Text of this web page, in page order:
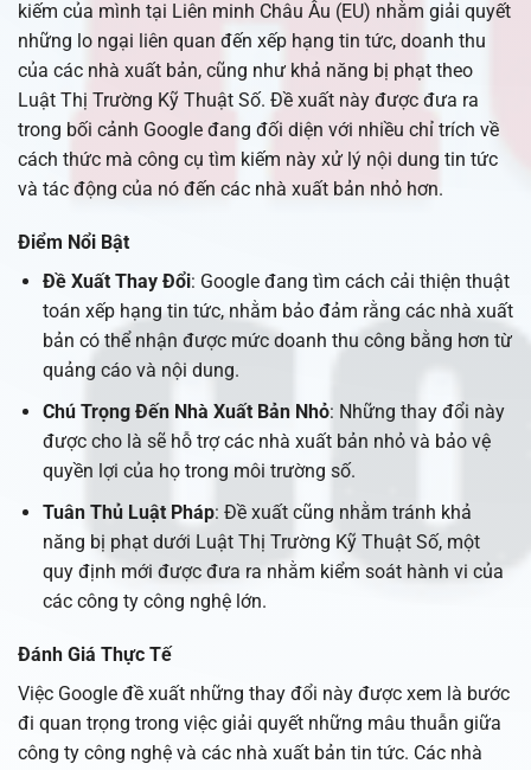
kiếm của mình tại Liên minh Châu Âu (EU) nhằm giải quyết
những lo ngại liên quan đến xếp hạng tin tức, doanh thu
của các nhà xuất bản, cũng như khả năng bị phạt theo
Luật Thị Trường Kỹ Thuật Số. Đề xuất này được đưa ra
trong bối cảnh Google đang đối diện với nhiều chỉ trích về
cách thức mà công cụ tìm kiếm này xử lý nội dung tin tức
và tác động của nó đến các nhà xuất bản nhỏ hơn.
Điểm Nổi Bật
Đề Xuất Thay Đổi: Google đang tìm cách cải thiện thuật
toán xếp hạng tin tức, nhằm bảo đảm rằng các nhà xuất
bản có thể nhận được mức doanh thu công bằng hơn từ
quảng cáo và nội dung.
Chú Trọng Đến Nhà Xuất Bản Nhỏ: Những thay đổi này
được cho là sẽ hỗ trợ các nhà xuất bản nhỏ và bảo vệ
quyền lợi của họ trong môi trường số.
Tuân Thủ Luật Pháp: Đề xuất cũng nhằm tránh khả
năng bị phạt dưới Luật Thị Trường Kỹ Thuật Số, một
quy định mới được đưa ra nhằm kiểm soát hành vi của
các công ty công nghệ lớn.
Đánh Giá Thực Tế
Việc Google đề xuất những thay đổi này được xem là bước
đi quan trọng trong việc giải quyết những mâu thuẫn giữa
công ty công nghệ và các nhà xuất bản tin tức. Các nhà